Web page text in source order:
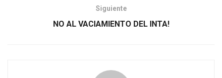
Siguiente
NO AL VACIAMIENTO DEL INTA!